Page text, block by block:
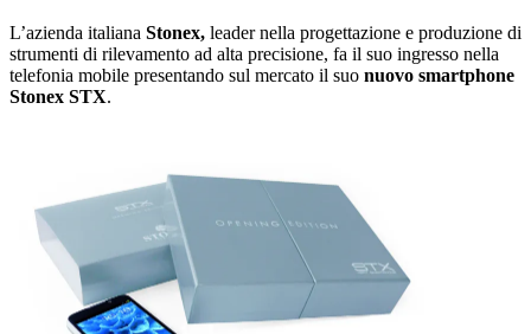
L’azienda italiana Stonex, leader nella progettazione e produzione di
strumenti di rilevamento ad alta precisione, fa il suo ingresso nella
telefonia mobile presentando sul mercato il suo nuovo smartphone
Stonex STX.